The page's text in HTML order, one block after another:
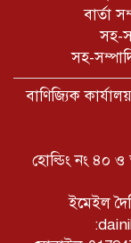
বার্তা
সহ-
সহ-
বাণিজ্যিক
হোল্ডিং নং ৪০
ইমেইল